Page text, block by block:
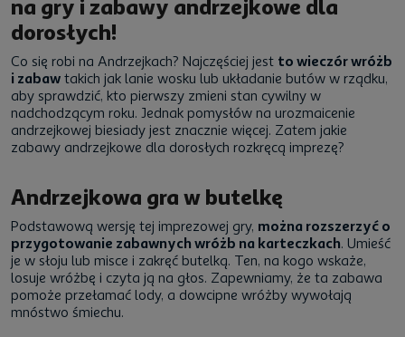
na gry i zabawy andrzejkowe dla
dorosłych!
Co się robi na Andrzejkach? Najczęściej jest to wieczór wróżb
i zabaw takich jak lanie wosku lub układanie butów w rządku,
aby sprawdzić, kto pierwszy zmieni stan cywilny w
nadchodzącym roku. Jednak pomysłów na urozmaicenie
andrzejkowej biesiady jest znacznie więcej. Zatem jakie
zabawy andrzejkowe dla dorosłych rozkręcą imprezę?
Andrzejkowa gra w butelkę
Podstawową wersję tej imprezowej gry, można rozszerzyć o
przygotowanie zabawnych wróżb na karteczkach. Umieść
je w słoju lub misce i zakręć butelką. Ten, na kogo wskaże,
losuje wróżbę i czyta ją na głos. Zapewniamy, że ta zabawa
pomoże przełamać lody, a dowcipne wróżby wywołają
mnóstwo śmiechu.